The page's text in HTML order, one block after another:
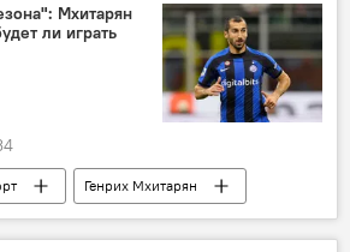
Мхитарян
ли играть
Генрих Мхитарян